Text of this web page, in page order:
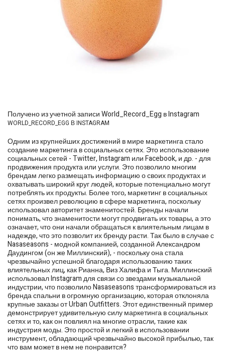
Получено из учетной записи World_Record_Egg в Instagram
WORLD_RECORD_EGG В INSTAGRAM
Одним из крупнейших достижений в мире маркетинга стало
создание маркетинга в социальных сетях. Это использование
социальных сетей - Twitter, Instagram или Facebook, и др. - для
продвижения продукта или услуги. Это позволило многим
брендам легко размещать информацию о своих продуктах и
охватывать широкий круг людей, которые потенциально могут
потреблять их продукты. Более того, маркетинг в социальных
сетях произвел революцию в сфере маркетинга, поскольку
использовал авторитет знаменитостей. Бренды начали
понимать, что знаменитости могут продвигать их товары, а это
означает, что они начали обращаться к влиятельным лицам в
надежде, что это позволит их бренду расти. Так было в случае с
Nasaseasons - модной компанией, созданной Александром
Даудингом (он же Миллинский), - поскольку она стала
чрезвычайно успешной благодаря использованию таких
влиятельных лиц, как Рианна, Виз Халифа и Тыга. Миллинский
использовал Instagram для связи со звездами музыкальной
индустрии, что позволило Nasaseasons трансформироваться из
бренда спальни в огромную организацию, которая отклоняла
крупные заказы от Urban Outfitters. Этот единственный пример
демонстрирует удивительную силу маркетинга в социальных
сетях и то, как он повлиял на многие отрасли, такие как
индустрия моды. Это простой и легкий в использовании
инструмент, обладающий чрезвычайно высокой прибылью, так
что вам может в нем не понравится?